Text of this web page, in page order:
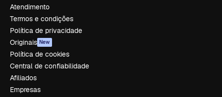
Atendimento
Termos e condições
Política de privacidade
Originais New
Política de cookies
Central de confiabilidade
Afiliados
Empresas